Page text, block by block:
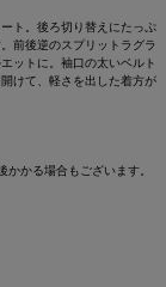
ト。後ろ切り替えにたっぷ
前後逆のスプリットラグラ
ットに。袖口の太いベルト
けて、軽さを出した着方が
かる場合もございます。